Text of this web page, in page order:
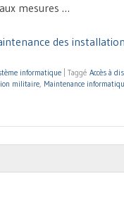
mesures …
des
informatique Taggé Accès à
militaire, Maintenance